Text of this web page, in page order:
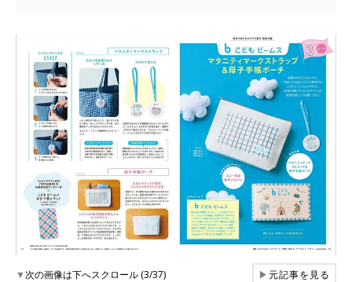
▼次の画像は下へスクロール (3/37) ▶元記事を見る